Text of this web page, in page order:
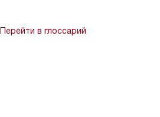
Перейти в глоссарий